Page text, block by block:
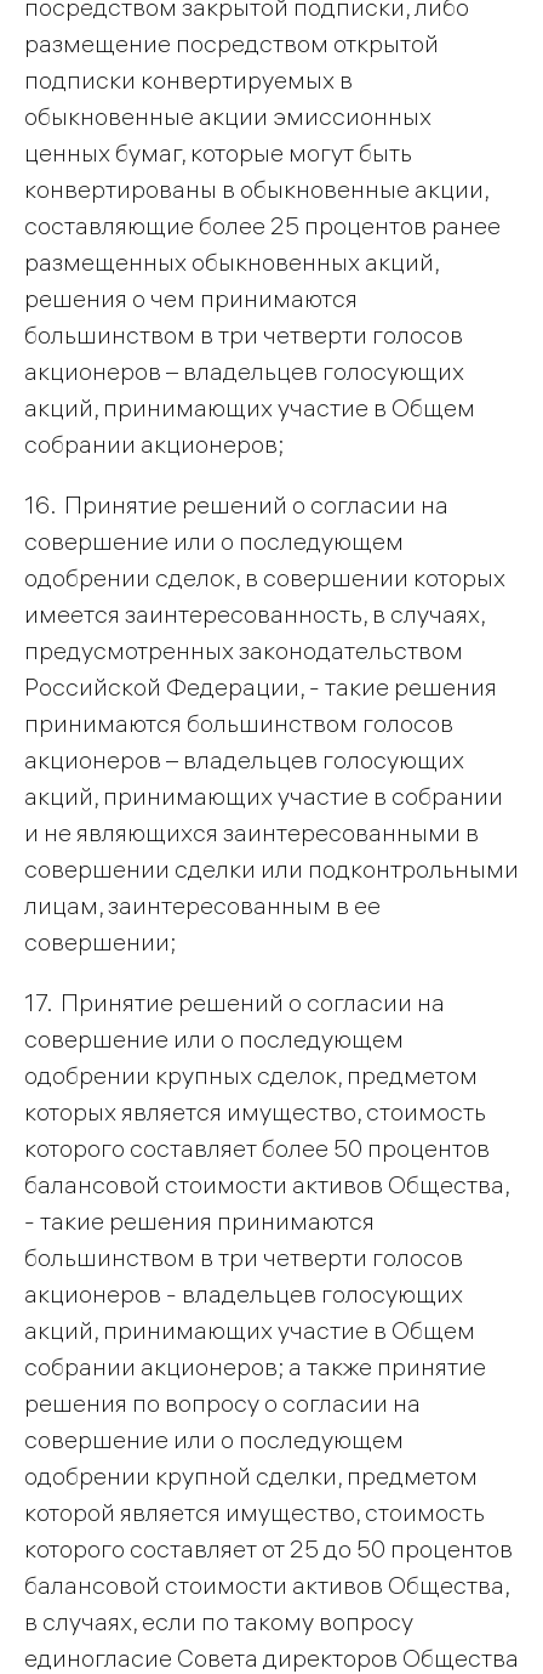
посредством закрытой подписки, либо
размещение посредством открытой
подписки конвертируемых в
обыкновенные акции эмиссионных
ценных бумаг, которые могут быть
конвертированы в обыкновенные акции,
составляющие более 25 процентов ранее
размещенных обыкновенных акций,
решения о чем принимаются
большинством в три четверти голосов
акционеров – владельцев голосующих
акций, принимающих участие в Общем
собрании акционеров;
16. Принятие решений о согласии на
совершение или о последующем
одобрении сделок, в совершении которых
имеется заинтересованность, в случаях,
предусмотренных законодательством
Российской Федерации, - такие решения
принимаются большинством голосов
акционеров – владельцев голосующих
акций, принимающих участие в собрании
и не являющихся заинтересованными в
совершении сделки или подконтрольными
лицам, заинтересованным в ее
совершении;
17. Принятие решений о согласии на
совершение или о последующем
одобрении крупных сделок, предметом
которых является имущество, стоимость
которого составляет более 50 процентов
балансовой стоимости активов Общества,
- такие решения принимаются
большинством в три четверти голосов
акционеров - владельцев голосующих
акций, принимающих участие в Общем
собрании акционеров; а также принятие
решения по вопросу о согласии на
совершение или о последующем
одобрении крупной сделки, предметом
которой является имущество, стоимость
которого составляет от 25 до 50 процентов
балансовой стоимости активов Общества,
в случаях, если по такому вопросу
единогласие Совета директоров Общества